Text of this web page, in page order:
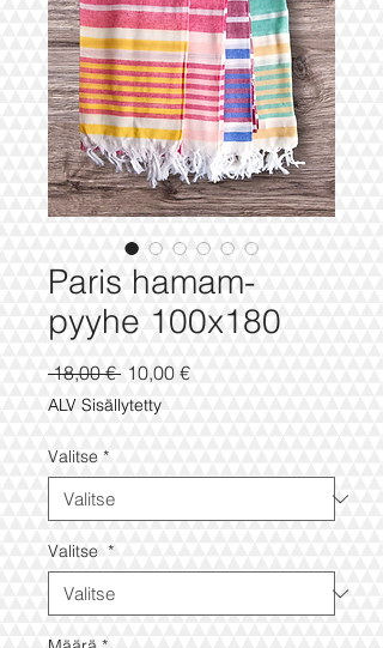
Paris hamam-
pyyhe 100x180
18,00 € Normaali
hinta
10,00 €Alehinta
ALV Sisällytetty
Valitse *
Valitse *